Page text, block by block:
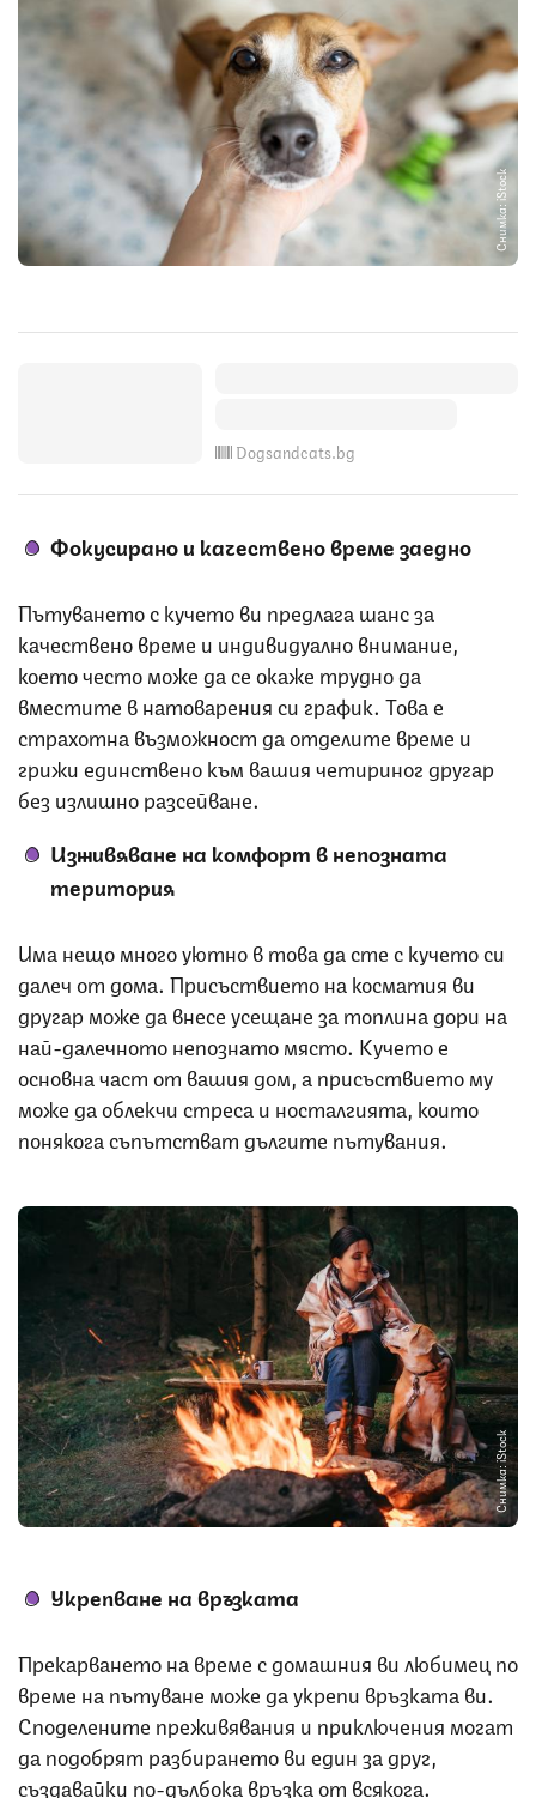
Снимка: iStock
Dogsandcats.bg
Фокусирано и качествено време заедно
Пътуването с кучето ви предлага шанс за
качествено време и индивидуално внимание,
което често може да се окаже трудно да
вместите в натоварения си график. Това е
страхотна възможност да отделите време и
грижи единствено към вашия четириног другар
без излишно разсейване.
Изживяване на комфорт в непозната
територия
Има нещо много уютно в това да сте с кучето си
далеч от дома. Присъствието на косматия ви
другар може да внесе усещане за топлина дори на
най-далечното непознато място. Кучето е
основна част от вашия дом, а присъствието му
може да облекчи стреса и носталгията, които
понякога съпътстват дългите пътувания.
Снимка: iStock
Укрепване на връзката
Прекарването на време с домашния ви любимец по
време на пътуване може да укрепи връзката ви.
Споделените преживявания и приключения могат
да подобрят разбирането ви един за друг,
създавайки по-дълбока връзка от всякога.